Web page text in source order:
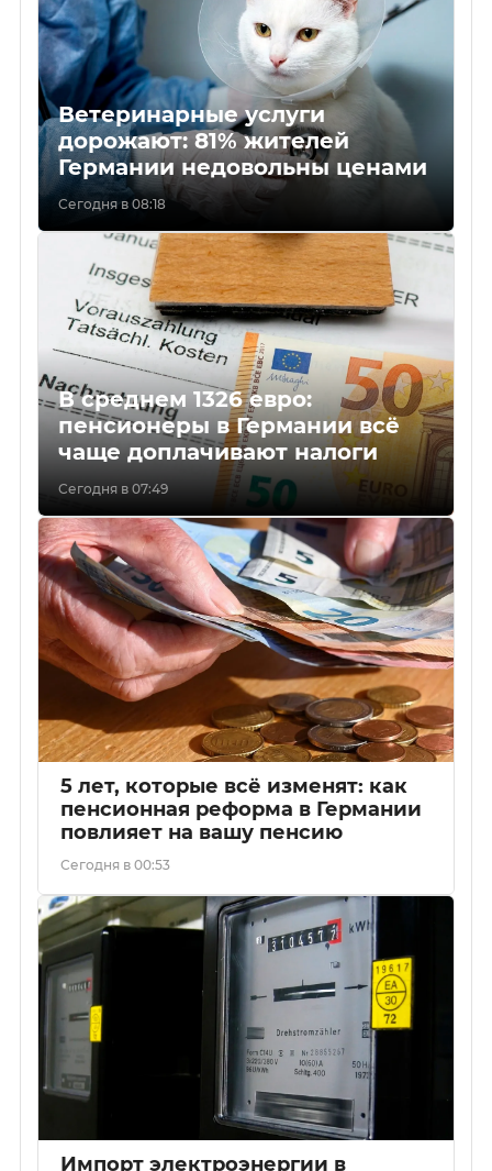
Ветеринарные услуги
дорожают: 81% жителей
Германии недовольны ценами
Сегодня в 08:18
В среднем 1326 евро:
пенсионеры в Германии всё
чаще доплачивают налоги
Сегодня в 07:49
5 лет, которые всё изменят: как
пенсионная реформа в Германии
повлияет на вашу пенсию
Сегодня в 00:53
Импорт электроэнергии в